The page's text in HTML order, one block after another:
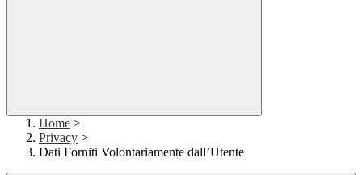
Home >
Privacy >
Dati Forniti Volontariamente dall’Utente